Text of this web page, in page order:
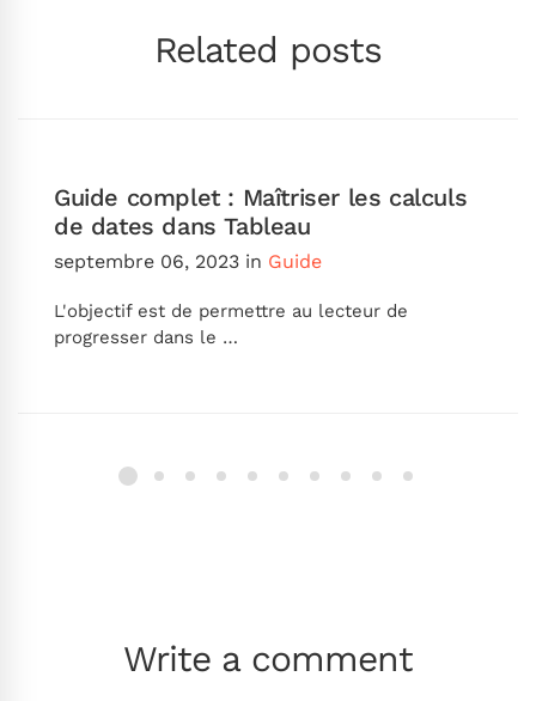
Related posts
Guide complet : Maîtriser les calculs
de dates dans Tableau
septembre 06, 2023 in Guide
L'objectif est de permettre au lecteur de
progresser dans le …
Write a comment